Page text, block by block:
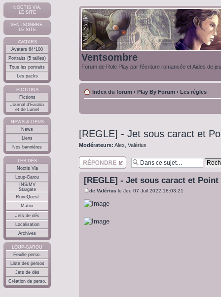
NOCTIS VIA,
LE SITE
VENTSOMBRE,
LE SITE
AVATARS
Avatars 64*100
Portraits (5 tailles)
Tous les portraits
Les packs
FICTIONS
Fictions
Journal d'Earalia
et de Luniel
NEWS & LIENS
News
Liens
Nos bannières
LES DÉS
Noctis Via
Loup-Garou
INS/MV
Stargate
RuneQuest
Matrix
Jets de dés
Localisation
Archives
LOUP-GAROU
Feuille perso.
Liste des persos
Jets de dés
Création de perso.
Ventsombre
Forum de Role Play par l'écriture romancée et Aides de
Index du forum ‹ Play By Forum ‹ Les règles
[REGLE] - Jet sous caract et
Modérateurs: Alex Valérius
Répondre
[REGLE] - Jet sous caract et Point
de Valérius le Jeu 07 Juil 2022 18:03:21